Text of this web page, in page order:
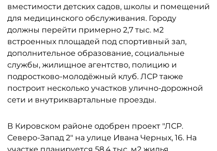
вместимости детских садов, школы и помещений
для медицинского обслуживания. Городу
должны перейти примерно 2,7 тыс. м2
встроенных площадей под спортивный зал,
дополнительное образование, социальные
службы, жилищное агентство, полицию и
подростково-молодёжный клуб. ЛСР также
построит несколько участков улично-дорожной
сети и внутриквартальные проезды.
В Кировском районе одобрен проект "ЛСР.
Северо-Запад 2" на улице Ивана Черных, 16. На